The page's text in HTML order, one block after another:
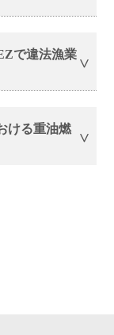
で違法漁業
ける重油燃